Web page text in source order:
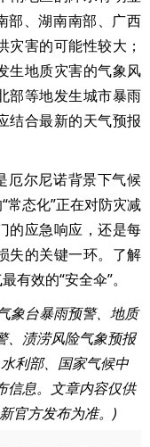
部、湖南南部、广西
害的可能性较大；
生地质灾害的气象风
部等地发生城市暴雨
结合最新的天气预报
尔尼诺背景下气候
常态化”正在对防灾减
的应急响应，还是每
失的关键一环。了解
有效的“安全伞”。
象台暴雨预警、地质
、渍涝风险气象预报
利部、国家气候中
信息。文章内容仅供
官方发布为准。)